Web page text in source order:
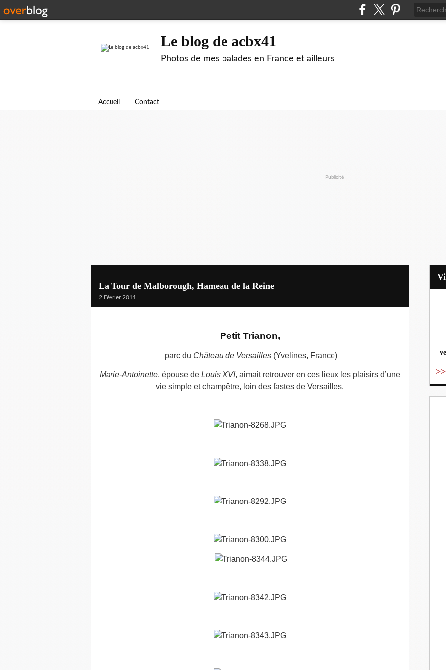
Le blog de acbx41
Photos de mes balades en France et ailleurs
Accueil Contact
Publicité
La Tour de Malborough, Hameau de la Reine
2 Février 2011
Petit Trianon,
parc du Château de Versailles(Yvelines, France)
Marie-Antoinette, épouse de Louis XVI, aimait retrouver en ces lieux les plaisirs d’une
vie simple et champêtre, loin des fastes de Versailles.